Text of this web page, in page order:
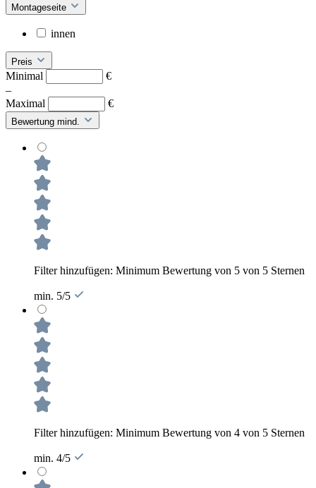
Montageseite
innen
Preis
Minimal
€
–
Maximal
€
Bewertung mind.
Filter hinzufügen: Minimum Bewertung von 5 von 5 Sternen
min. 5/5
Filter hinzufügen: Minimum Bewertung von 4 von 5 Sternen
min. 4/5